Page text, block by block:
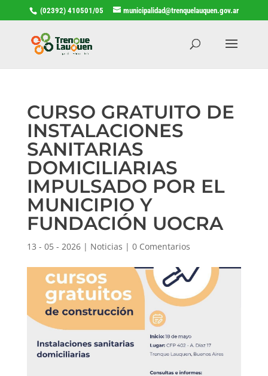
(02392) 410501/05 municipalidad@trenquelauquen.gov.ar
CURSO GRATUITO DE
INSTALACIONES
SANITARIAS
DOMICILIARIAS
IMPULSADO POR EL
MUNICIPIO Y
FUNDACIÓN UOCRA
13 - 05 - 2026| Noticias | 0 Comentarios